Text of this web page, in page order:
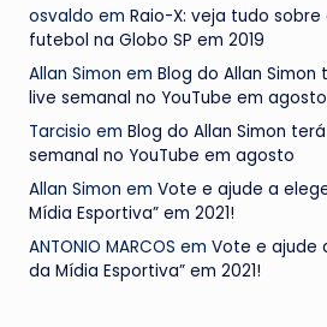
osvaldo em Raio-X: veja tudo
futebol na Globo SP em 2019
Allan Simon em Blog do Allan
live semanal no YouTube em agosto
Tarcisio em Blog do Allan Simon
semanal no YouTube em agosto
Allan Simon em Vote e ajude a
Mídia Esportiva” em 2021!
ANTONIO MARCOS em Vote e ajude
da Mídia Esportiva” em 2021!